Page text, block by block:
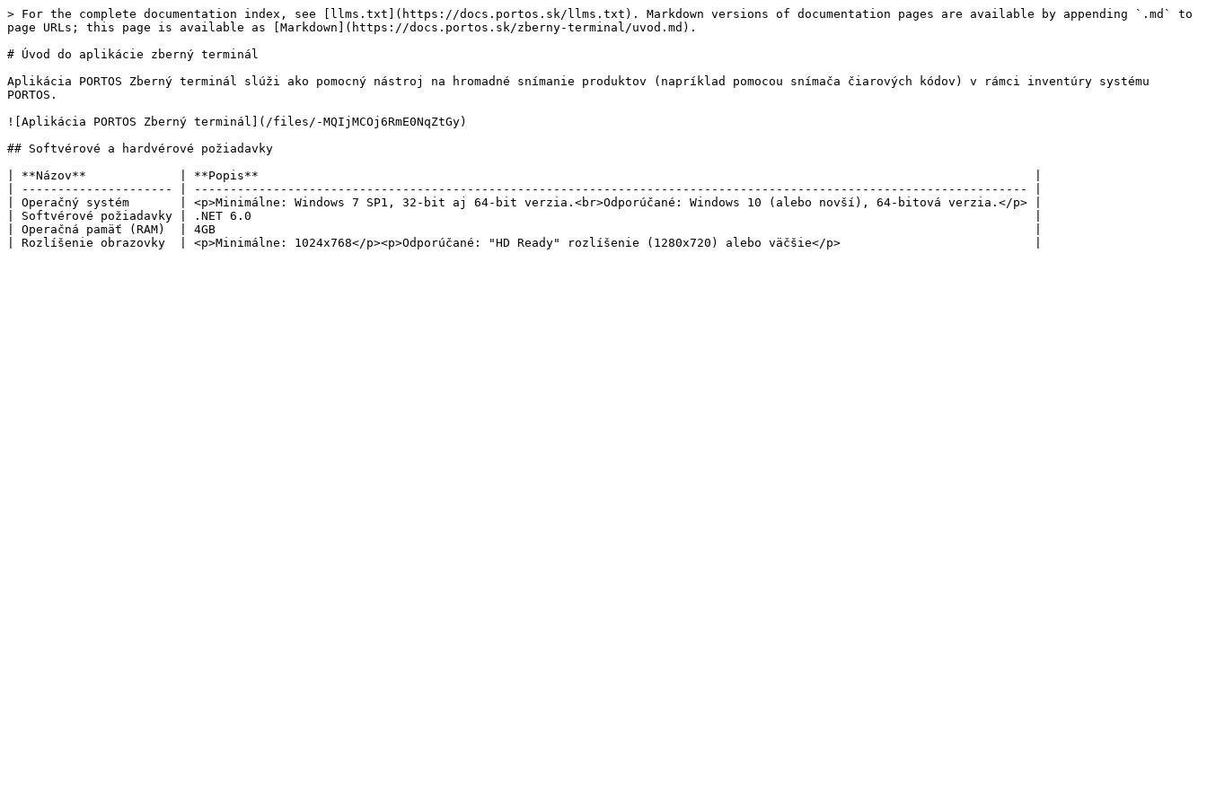
> For the complete documentation index, see [llms.txt](https://docs.portos.sk/llms.txt). Markdown versions of documentation pages are available by appending `.md` to
page URLs; this page is available as [Markdown](https://docs.portos.sk/zberny-terminal/uvod.md).
# Úvod do aplikácie zberný terminál
Aplikácia PORTOS Zberný terminál slúži ako pomocný nástroj na hromadné snímanie produktov (napríklad pomocou snímača čiarových kódov) v rámci inventúry systému
PORTOS.
![Aplikácia PORTOS Zberný terminál](/files/-MQIjMCOj6RmE0NqZtGy)
## Softvérové a hardvérové požiadavky
| **Názov**             | **Popis**                                                                                                            |
| --------------------- | -------------------------------------------------------------------------------------------------------------------- |
| Operačný systém       | <p>Minimálne: Windows 7 SP1, 32-bit aj 64-bit verzia.<br>Odporúčané: Windows 10 (alebo novší), 64-bitová verzia.</p> |
| Softvérové požiadavky | .NET 6.0                                                                                                             |
| Operačná pamäť (RAM)  | 4GB                                                                                                                  |